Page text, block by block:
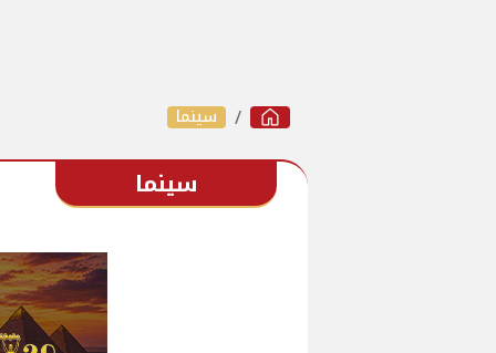
سينما
سينما